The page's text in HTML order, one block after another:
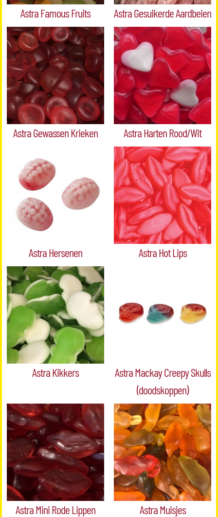
Astra Famous Fruits Astra Gesuikerde Aardbeien
Astra Gewassen Krieken Astra Harten Rood/Wit
Astra Hersenen Astra Hot Lips
Astra Kikkers
Astra Mackay Creepy Skulls
(doodskoppen)
Astra Mini Rode Lippen Astra Muisjes